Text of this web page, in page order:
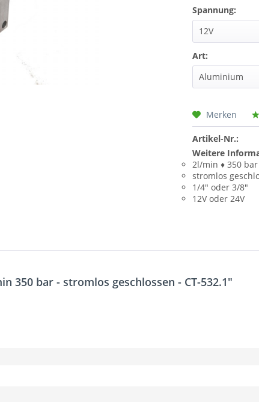
Spannung:
Art:
Merken
Artikel-Nr.:
Weitere
2l/min ♦ 350 bar
stromlos
1/4" oder 3/8"
12V oder 24V
350 bar - stromlos geschlossen - CT-532.1"